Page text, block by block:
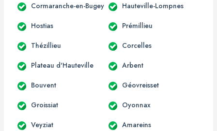
Cormaranche-en-Bugey Hauteville-Lompnes
Hostias Prémillieu
Thézillieu Corcelles
Plateau d'Hauteville Arbent
Bouvent Géovreisset
Groissiat Oyonnax
Veyziat Amareins